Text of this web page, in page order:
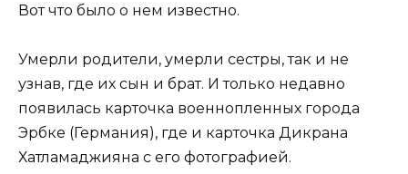
Вот что было о нем известно.
Умерли родители, умерли сестры, так и не
узнав, где их сын и брат. И только недавно
появилась карточка военнопленных города
Эрбке (Германия), где и карточка Дикрана
Хатламаджияна с его фотографией.